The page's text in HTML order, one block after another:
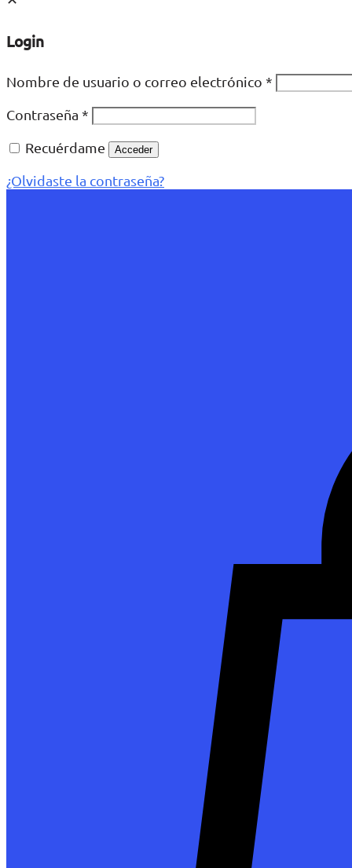
Login
Nombre de usuario o correo electrónico *
Contraseña *
Recuérdame
Acceder
¿Olvidaste la contraseña?